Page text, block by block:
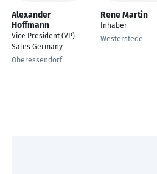
Alexander
Hoffmann
Vice President (VP)
Sales Germany
Oberessendorf
Rene Martin
Inhaber
Westerstede